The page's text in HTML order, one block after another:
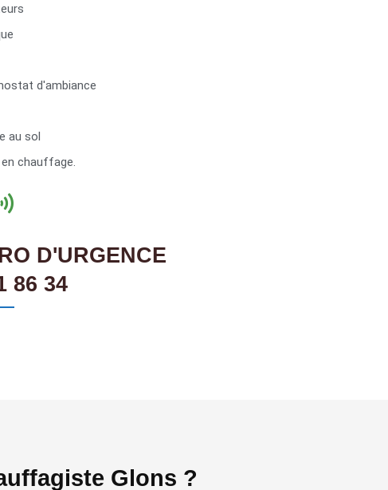
d'ambiance
au sol
chauffage.
D'URGENCE
86 34
Glons ?